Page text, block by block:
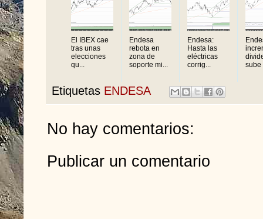
El IBEX cae
tras unas
elecciones
qu...
Endesa
rebota en
zona de
soporte mi...
Endesa:
Hasta las
eléctricas
corrig...
sube
Etiquetas ENDESA
No hay comentarios:
Publicar un comentario